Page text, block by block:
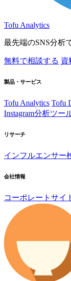
Tofu Analytics
最先端のSNS分析
無料で相談する 資
製品・サービス
Tofu Analytics Tofu
Instagram分析ツー
リサーチ
インフルエンサー
会社情報
コーポレートサイ